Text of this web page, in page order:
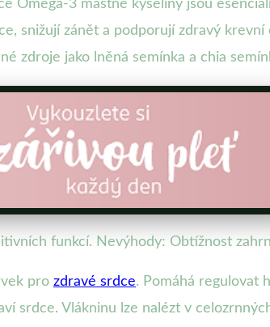
Omega-3 mastné kyseliny jsou
snižují zánět a podporují zdravý
zdroje jako lněná semínka a chia
funkcí. Nevýhody: Obtížnost
pro zdravé srdce. Pomáhá regulovat
srdce. Vlákninu lze nalézt v